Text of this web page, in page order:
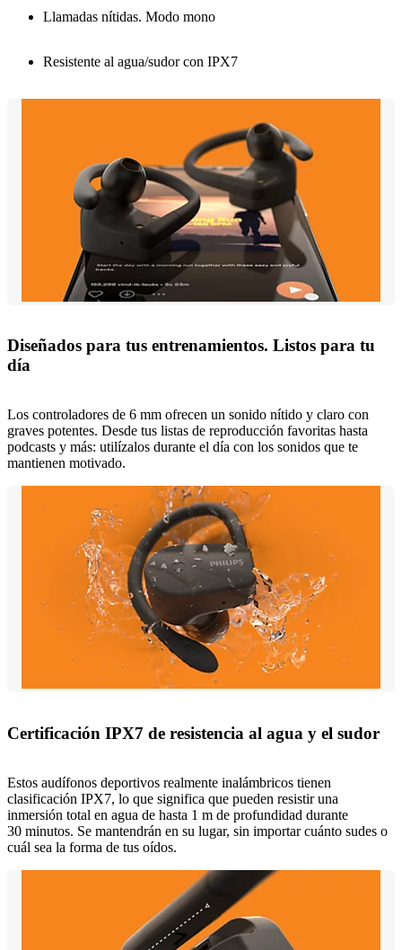
Llamadas nítidas. Modo mono
Resistente al agua/sudor con IPX7
Diseñados para tus entrenamientos. Listos para tu
día
Los controladores de 6 mm ofrecen un sonido nítido y claro con
graves potentes. Desde tus listas de reproducción favoritas hasta
podcasts y más: utilízalos durante el día con los sonidos que te
mantienen motivado.
Certificación IPX7 de resistencia al agua y el sudor
Estos audífonos deportivos realmente inalámbricos tienen
clasificación IPX7, lo que significa que pueden resistir una
inmersión total en agua de hasta 1 m de profundidad durante
30 minutos. Se mantendrán en su lugar, sin importar cuánto sudes o
cuál sea la forma de tus oídos.